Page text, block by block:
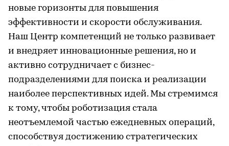
новые горизонты для повышения
эффективности и скорости обслуживания.
Наш Центр компетенций не только развивает
и внедряет инновационные решения, но и
активно сотрудничает с бизнес-
подразделениями для поиска и реализации
наиболее перспективных идей. Мы стремимся
к тому, чтобы роботизация стала
неотъемлемой частью ежедневных операций,
способствуя достижению стратегических